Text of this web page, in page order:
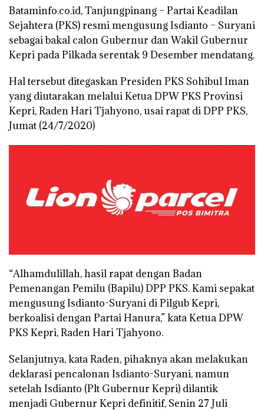
Bataminfo.co.id, Tanjungpinang – Partai Keadilan
Sejahtera (PKS) resmi mengusung Isdianto – Suryani
sebagai bakal calon Gubernur dan Wakil Gubernur
Kepri pada Pilkada serentak 9 Desember mendatang.
Hal tersebut ditegaskan Presiden PKS Sohibul Iman
yang diutarakan melalui Ketua DPW PKS Provinsi
Kepri, Raden Hari Tjahyono, usai rapat di DPP PKS,
Jumat (24/7/2020)
“Alhamdulillah, hasil rapat dengan Badan
Pemenangan Pemilu (Bapilu) DPP PKS. Kami sepakat
mengusung Isdianto-Suryani di Pilgub Kepri,
berkoalisi dengan Partai Hanura,” kata Ketua DPW
PKS Kepri, Raden Hari Tjahyono.
Selanjutnya, kata Raden, pihaknya akan melakukan
deklarasi pencalonan Isdianto-Suryani, namun
setelah Isdianto (Plt Gubernur Kepri) dilantik
menjadi Gubernur Kepri definitif, Senin 27 Juli